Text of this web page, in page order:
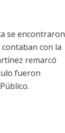
se encontraron
con la
remarcó
fueron